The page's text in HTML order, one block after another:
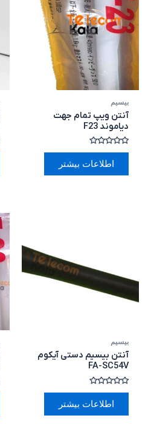
بیسیم
آنتن ویپ تمام جهت
دیاموند F23
امتیاز
اطلاعات بیشتر
بیسیم
آنتن بیسیم دستی آیکوم
FA-SC54V
امتیاز
اطلاعات بیشتر